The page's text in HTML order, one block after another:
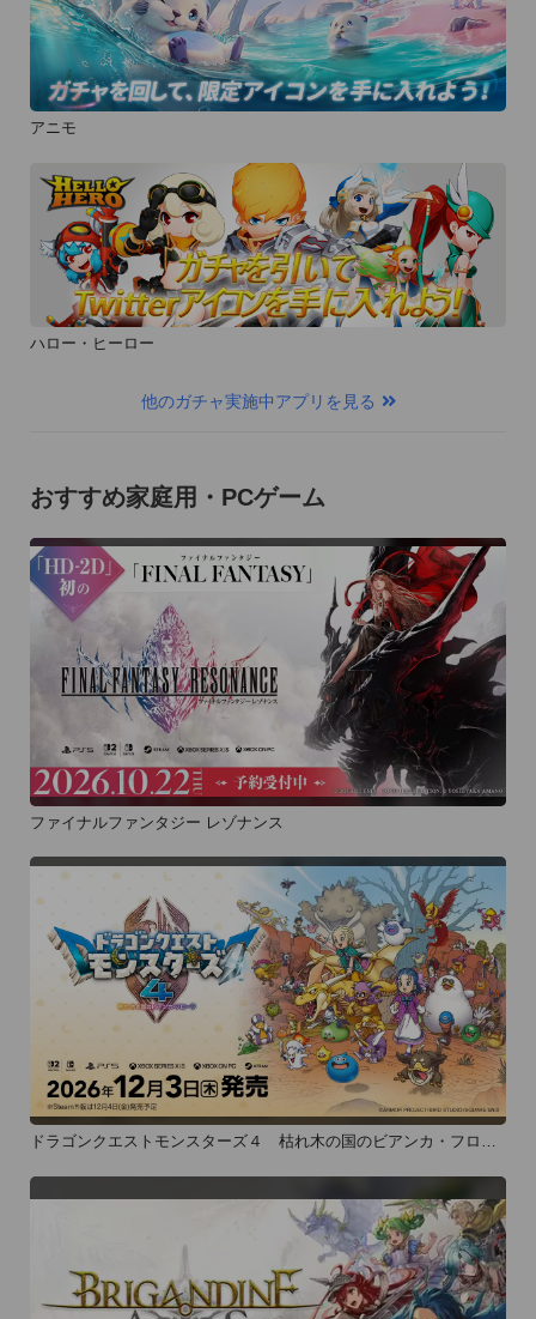
アニモ
ハロー・ヒーロー
他のガチャ実施中アプリを見る
おすすめ家庭用・PCゲーム
ファイナルファンタジー レゾナンス
ドラゴンクエストモンスターズ４ 枯れ木の国のビアンカ・フロー